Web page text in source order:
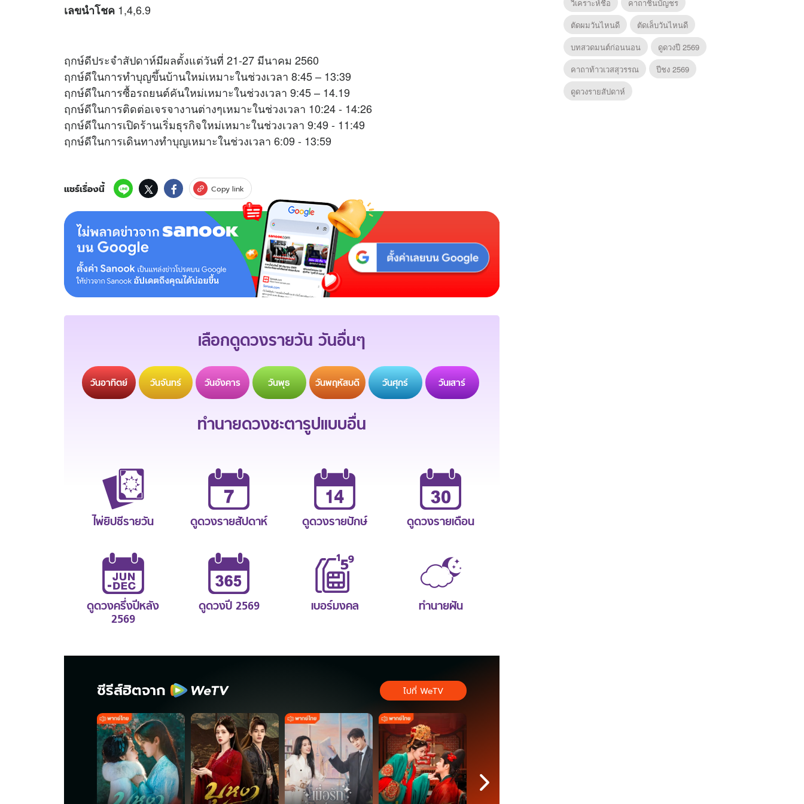
เลขนำโชค 1,4,6.9
ฤกษ์ดีประจำสัปดาห์มีผลตั้งแต่วันที่ 21-27 มีนาคม 2560
ฤกษ์ดีในการทำบุญขึ้นบ้านใหม่เหมาะในช่วงเวลา 8:45 – 13:39
ฤกษ์ดีในการซื้อรถยนต์คันใหม่เหมาะในช่วงเวลา 9:45 – 14.19
ฤกษ์ดีในการติดต่อเจรจางานต่างๆเหมาะในช่วงเวลา 10:24 - 14:26
ฤกษ์ดีในการเปิดร้านเริ่มธุรกิจใหม่เหมาะในช่วงเวลา 9:49 - 11:49
ฤกษ์ดีในการเดินทางทำบุญเหมาะในช่วงเวลา 6:09 - 13:59
แชร์เรื่องนี้ Copy link
เลือกดูดวงรายวัน วันอื่นๆ
วันอาทิตย์ วันจันทร์ วันอังคาร วันพุธ วันพฤหัสบดี วันศุกร์ วันเสาร์
ทำนายดวงชะตารูปแบบอื่น
ไพ่ยิปซีรายวัน ดูดวงรายสัปดาห์ ดูดวงรายปักษ์ ดูดวงรายเดือน
ดูดวงครึ่งปีหลัง
2569
ดูดวงปี 2569 เบอร์มงคล ทำนายฝัน
ซีรีส์ฮิตจาก ไปที่ WeTV
วิเคราะห์ชื่อ
คาถาชินบัญชร
ตัดผมวันไหนดี
ตัดเล็บวันไหนดี
บทสวดมนต์ก่อนนอน
ดูดวงปี 2569
คาถาท้าวเวสสุวรรณ
ปีชง 2569
ดูดวงรายสัปดาห์